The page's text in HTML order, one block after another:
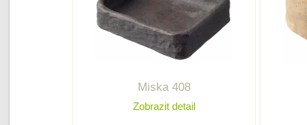
Miska 408
Zobrazit detail